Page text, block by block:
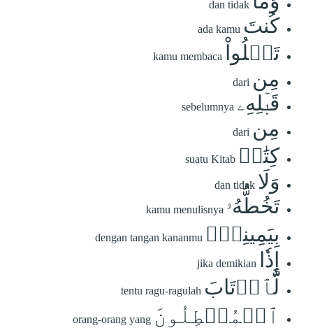
dan tidak
كُنتَ ada kamu
تَتۡلُواْ kamu membaca
مِن dari
قَبۡلِهِۦ sebelumnya
مِن dari
كِتَٰبٖ suatu Kitab
وَلَا dan tidak
تَخُطُّهُۥ kamu menulisnya
بِيَمِينِكَۖ dengan tangan kananmu
إِذٗا jika demikian
لَّٱرۡتَابَ tentu ragu-ragulah
ٱلۡمُبۡطِلُونَ orang-orang yang